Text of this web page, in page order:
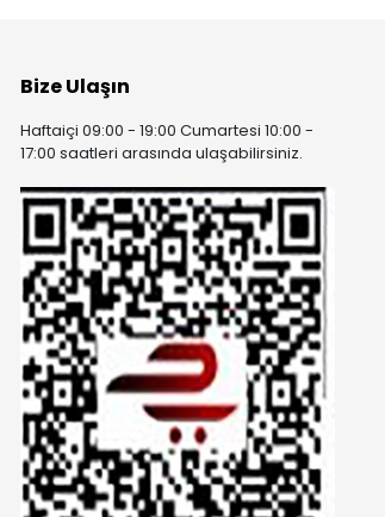
Bize Ulaşın
Haftaiçi 09:00 - 19:00 Cumartesi 10:00 -
17:00 saatleri arasında ulaşabilirsiniz.